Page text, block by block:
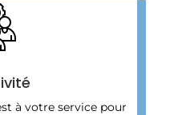
à votre service pour